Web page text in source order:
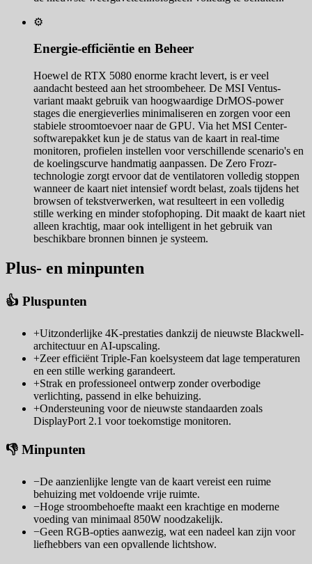
⚙️
Energie-efficiëntie en Beheer
Hoewel de RTX 5080 enorme kracht levert, is er veel
aandacht besteed aan het stroombeheer. De MSI Ventus-
variant maakt gebruik van hoogwaardige DrMOS-power
stages die energieverlies minimaliseren en zorgen voor een
stabiele stroomtoevoer naar de GPU. Via het MSI Center-
softwarepakket kun je de status van de kaart in real-time
monitoren, profielen instellen voor verschillende scenario's en
de koelingscurve handmatig aanpassen. De Zero Frozr-
technologie zorgt ervoor dat de ventilatoren volledig stoppen
wanneer de kaart niet intensief wordt belast, zoals tijdens het
browsen of tekstverwerken, wat resulteert in een volledig
stille werking en minder stofophoping. Dit maakt de kaart niet
alleen krachtig, maar ook intelligent in het gebruik van
beschikbare bronnen binnen je systeem.
Plus- en minpunten
👍 Pluspunten
+Uitzonderlijke 4K-prestaties dankzij de nieuwste Blackwell-
architectuur en AI-upscaling.
+Zeer efficiënt Triple-Fan koelsysteem dat lage temperaturen
en een stille werking garandeert.
+Strak en professioneel ontwerp zonder overbodige
verlichting, passend in elke behuizing.
+Ondersteuning voor de nieuwste standaarden zoals
DisplayPort 2.1 voor toekomstige monitoren.
👎 Minpunten
−De aanzienlijke lengte van de kaart vereist een ruime
behuizing met voldoende vrije ruimte.
−Hoge stroombehoefte maakt een krachtige en moderne
voeding van minimaal 850W noodzakelijk.
−Geen RGB-opties aanwezig, wat een nadeel kan zijn voor
liefhebbers van een opvallende lichtshow.